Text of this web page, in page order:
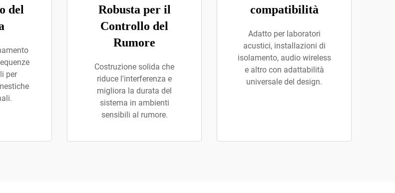
del
per
Robusta per il
Controllo del
Rumore
Costruzione solida che
riduce l'interferenza e
migliora la durata del
sistema in ambienti
sensibili al rumore.
compatibilità
Adatto per laboratori
acustici, installazioni di
isolamento, audio wireless
e altro con adattabilità
universale del design.